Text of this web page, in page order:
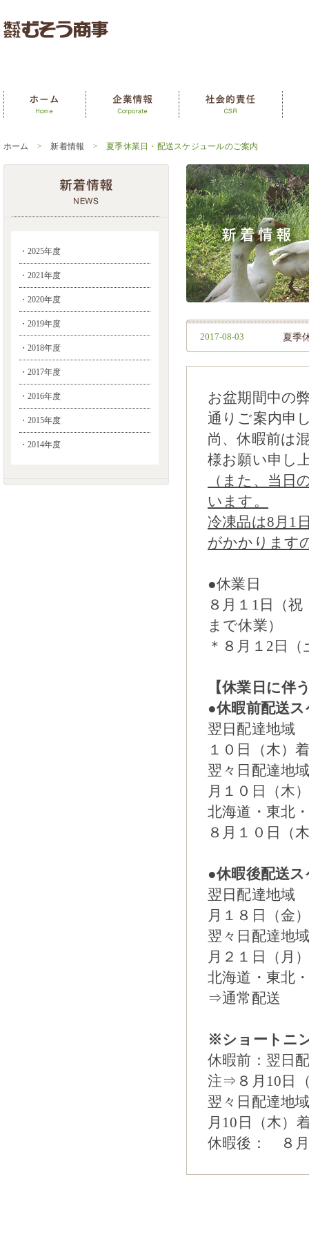
ホーム > 新着情報 > 夏季休業日・配送スケジュールのご案内
・2025年度
・2021年度
・2020年度
・2019年度
・2018年度
・2017年度
・2016年度
・2015年度
・2014年度
2017-08-03 夏季
お盆期間中の
通りご案内申
尚、休暇前は
様お願い申し
（また、当日
います。
冷凍品は8月1
がかかります
●休業日
８月１1日（
まで休業）
＊８月１2日
【休業日に伴
●休暇前配送
翌日配達地域
１０日（木）
翌々日配達地
月１０日（木
北海道・東北
８月１０日（
●休暇後配送
翌日配達地域
月１８日（金
翌々日配達地
月２１日（月
北海道・東北
⇒通常配送
※ショートニ
休暇前：翌日
注⇒８月10日
翌々日配達地
月10日（木）
休暇後： ８月